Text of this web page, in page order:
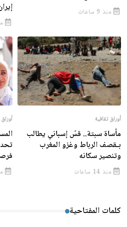
منذ 9 ساعات
منذ
أوراق ثقافية
مأساة سبتة.. قسّ إسباني يطالب
بـقصف الرباط وغزو المغرب
وتنصير سكانه
منذ 14 ساعات منذ
كلمات المفتاحية